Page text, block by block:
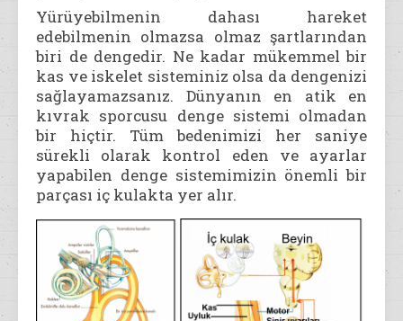
Yürüyebilmenin dahası hareket
edebilmenin olmazsa olmaz şartlarından
biri de dengedir. Ne kadar mükemmel bir
kas ve iskelet sisteminiz olsa da dengenizi
sağlayamazsanız. Dünyanın en atik en
kıvrak sporcusu denge sistemi olmadan
bir hiçtir. Tüm bedenimizi her saniye
sürekli olarak kontrol eden ve ayarlar
yapabilen denge sistemimizin önemli bir
parçası iç kulakta yer alır.